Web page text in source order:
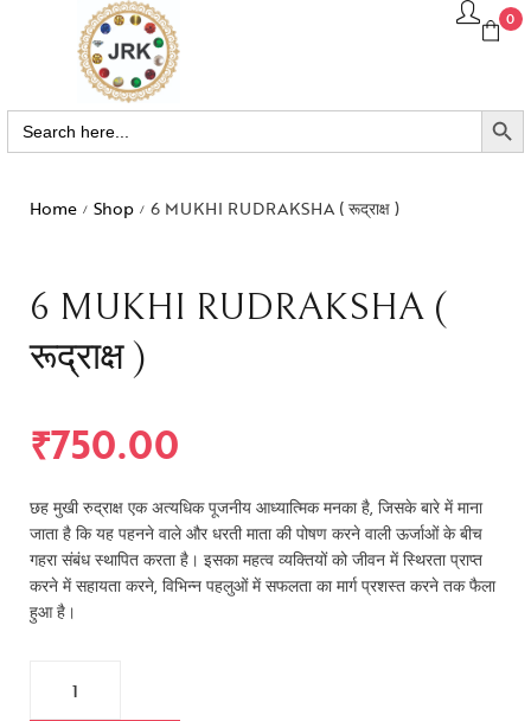
0
Search
for:
SEARCH BUTTON
Home / Shop / 6 MUKHI RUDRAKSHA ( रूद्राक्ष )
6 MUKHI RUDRAKSHA (
रूद्राक्ष )
₹750.00
छह मुखी रुद्राक्ष एक अत्यधिक पूजनीय आध्यात्मिक मनका है, जिसके बारे में माना
जाता है कि यह पहनने वाले और धरती माता की पोषण करने वाली ऊर्जाओं के बीच
गहरा संबंध स्थापित करता है। इसका महत्व व्यक्तियों को जीवन में स्थिरता प्राप्त
करने में सहायता करने, विभिन्न पहलुओं में सफलता का मार्ग प्रशस्त करने तक फैला
हुआ है।